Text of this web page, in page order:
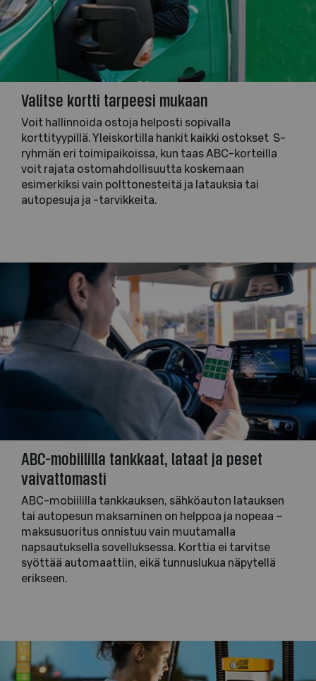
Valitse kortti tarpeesi mukaan
Voit hallinnoida ostoja helposti sopivalla
korttityypillä. Yleiskortilla hankit kaikki ostokset S-
ryhmän eri toimipaikoissa, kun taas ABC-korteilla
voit rajata ostomahdollisuutta koskemaan
esimerkiksi vain polttonesteitä ja latauksia tai
autopesuja ja -tarvikkeita.
ABC-mobiililla tankkaat, lataat ja peset
vaivattomasti
ABC-mobiililla tankkauksen, sähköauton latauksen
tai autopesun maksaminen on helppoa ja nopeaa –
maksusuoritus onnistuu vain muutamalla
napsautuksella sovelluksessa. Korttia ei tarvitse
syöttää automaattiin, eikä tunnuslukua näpytellä
erikseen.